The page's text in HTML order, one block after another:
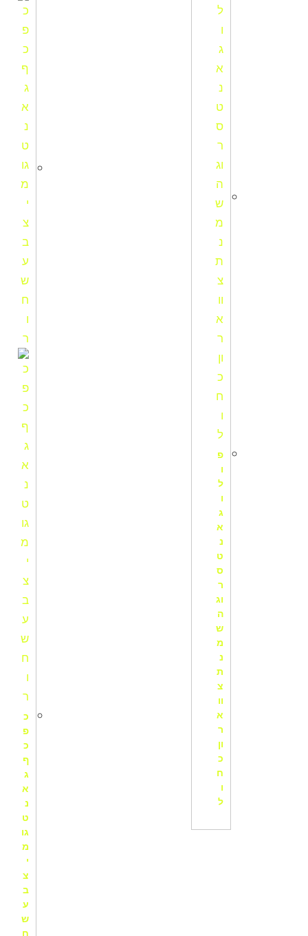
פ
ו
ל
ו
ג
א
נ
ט
ס
ר
וג
ה
ש
מ
נ
ת
צ
וו
א
ר
ון
כ
ח
ו
ל
כ
פ
כ
ף
ג
א
נ
ט
גו
מ
י
צ
ב
ע
ש
ח